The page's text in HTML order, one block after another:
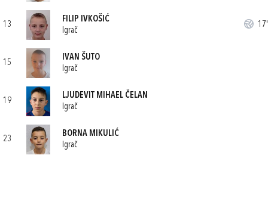
13
FILIP IVKOŠIĆ
Igrač
17'
15
IVAN ŠUTO
Igrač
19
LJUDEVIT MIHAEL ČELAN
Igrač
23
BORNA MIKULIĆ
Igrač